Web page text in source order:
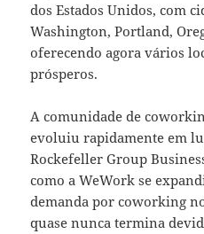
dos Estados Unidos, com
Washington, Portland,
oferecendo agora vários
prósperos.
A comunidade de
evoluiu rapidamente em
Rockefeller Group
como a WeWork se
demanda por coworking
quase nunca termina